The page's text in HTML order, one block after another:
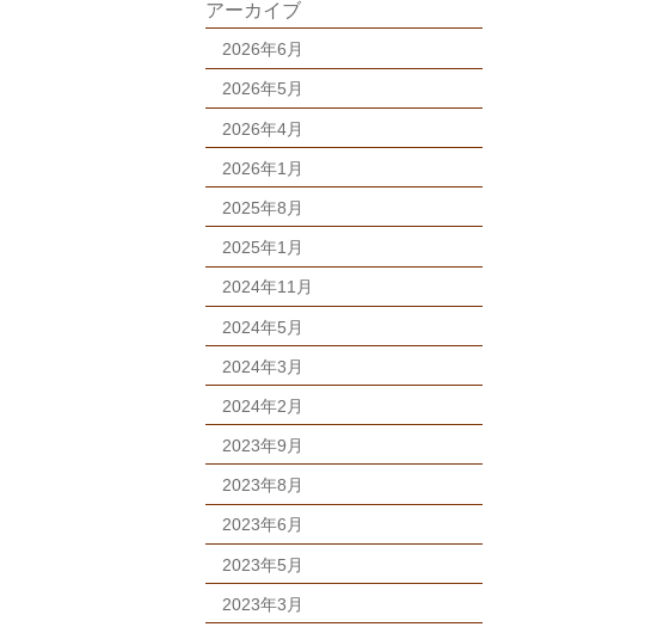
アーカイブ
2026年6月
2026年5月
2026年4月
2026年1月
2025年8月
2025年1月
2024年11月
2024年5月
2024年3月
2024年2月
2023年9月
2023年8月
2023年6月
2023年5月
2023年3月